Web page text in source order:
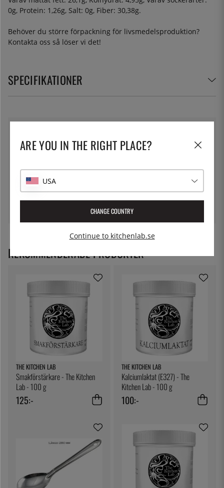
0g, Protein: 1,26g, Salt: 0g, Fiber: 30,38g.
Behöver du större förpackning för livsmedelsproduktion?
Kontakta oss så löser vi det!
SPECIFIKATIONER
The Kitchen Lab har i över tio år levererat utrustning till
Sortimentethar alltid drivits av funktion och kvalitet och
därför är vi extra stolta över att kunna leverera
ingredienser för molekylär matlagning i eget namn.
THE KITCHEN LAB
Smakförstärkare - The Kitchen
Lab - 100 g
125:-
THE KITCHEN LAB
Kalciumlaktat (E327) - The
Kitchen Lab - 100 g
100:-
REKOMMENDERADE PRODUKTER
ARE YOU IN THE RIGHT PLACE?
USA
CHANGE COUNTRY
Continue to kitchenlab.se